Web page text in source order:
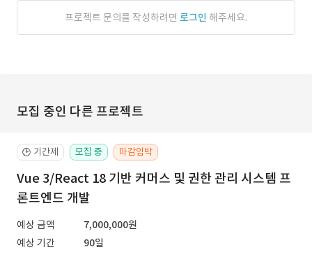
프로젝트 문의를 작성하려면 로그인 해주세요.
모집 중인 다른 프로젝트
🕒 기간제 모집 중 마감임박
Vue 3/React 18 기반 커머스 및 권한 관리 시스템 프
론트엔드 개발
예상 금액
7,000,000원
예상 기간
90일